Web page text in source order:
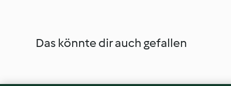
Das könnte dir auch gefallen